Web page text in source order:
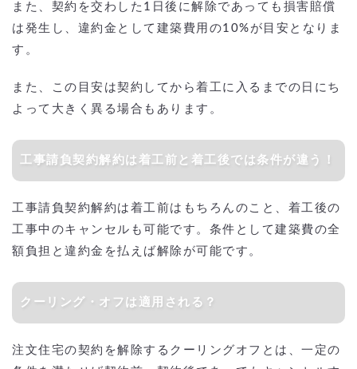
また、契約を交わした1日後に解除であっても損害賠償
は発生し、違約金として建築費用の10%が目安となりま
す。
また、この目安は契約してから着工に入るまでの日にち
よって大きく異る場合もあります。
工事請負契約解約は着工前と着工後では条件が違う！
工事請負契約解約は着工前はもちろんのこと、着工後の
工事中のキャンセルも可能です。条件として建築費の全
額負担と違約金を払えば解除が可能です。
クーリング・オフは適用される？
注文住宅の契約を解除するクーリングオフとは、一定の